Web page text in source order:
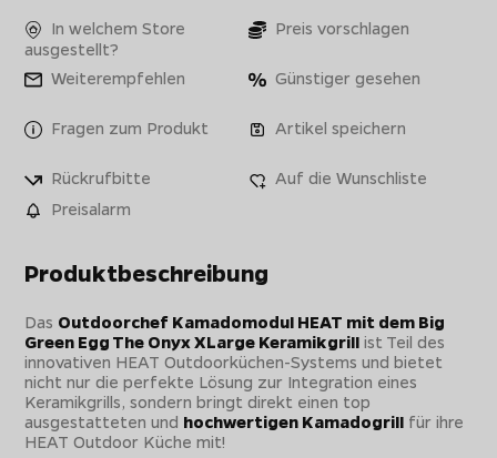
In welchem Store
ausgestellt?
Preis vorschlagen
Weiterempfehlen Günstiger gesehen
Fragen zum Produkt Artikel speichern
Rückrufbitte
Auf die Wunschliste
Preisalarm
Produktbeschreibung
Das Outdoorchef Kamadomodul HEAT mit dem Big
Green Egg The Onyx XLarge Keramikgrill ist Teil des
innovativen HEAT Outdoorküchen-Systems und bietet
nicht nur die perfekte Lösung zur Integration eines
Keramikgrills, sondern bringt direkt einen top
ausgestatteten und hochwertigen Kamadogrill für ihre
HEAT Outdoor Küche mit!